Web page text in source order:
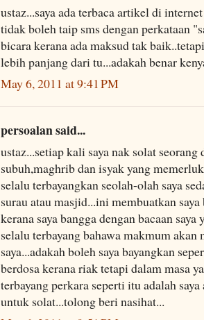
ustaz...saya ada terbaca artikel di
tidak boleh taip sms dengan perkataan
bicara kerana ada maksud tak
lebih panjang dari tu...adakah benar
May 6, 2011 at 9:41 PM
persoalan said...
ustaz...setiap kali saya nak solat
subuh,maghrib dan isyak yang
selalu terbayangkan seolah-olah saya
surau atau masjid...ini membuatkan
kerana saya bangga dengan bacaan saya
selalu terbayang bahawa makmum akan
saya...adakah boleh saya bayangkan
berdosa kerana riak tetapi dalam masa
terbayang perkara seperti itu adalah
untuk solat...tolong beri nasihat...